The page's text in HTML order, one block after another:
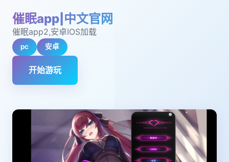
催眠app|中文官网
催眠app2,安卓IOS加载
pc 安卓
开始游玩